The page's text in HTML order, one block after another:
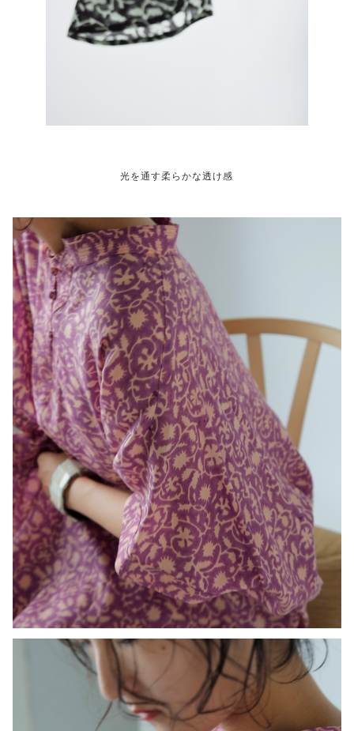
光を通す柔らかな透け感